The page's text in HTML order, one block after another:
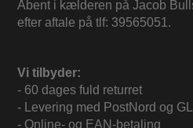
Åbent i kælderen på Jacob
efter aftale på tlf: 39565051.
Vi tilbyder:
- 60 dages fuld returret
- Levering med PostNord og
- Online- og EAN-betaling